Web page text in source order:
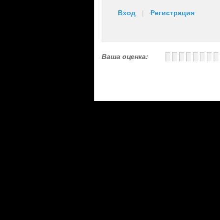
Вход | Регистрация
Ваша оценка: